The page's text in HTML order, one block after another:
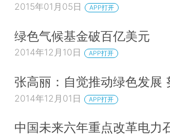
2015年01月05日 APP打开
绿色气候基金破百亿美元
2014年12月10日 APP打开
张高丽：自觉推动绿色发展
2014年12月01日 APP打开
中国未来六年重点改革电力